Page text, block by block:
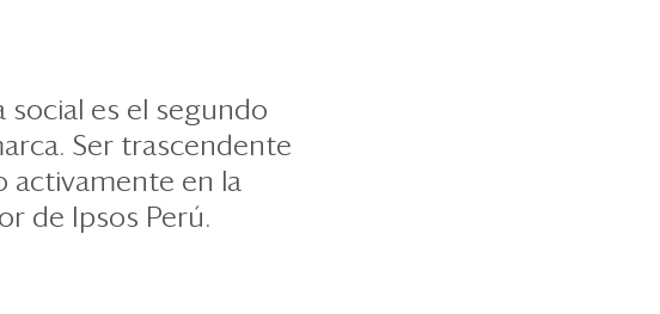
social es el segundo
Ser trascendente
activamente en la
de Ipsos Perú.